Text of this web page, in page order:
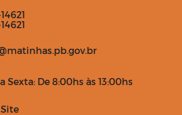
Sexta: De 8:00hs às 13:00hs